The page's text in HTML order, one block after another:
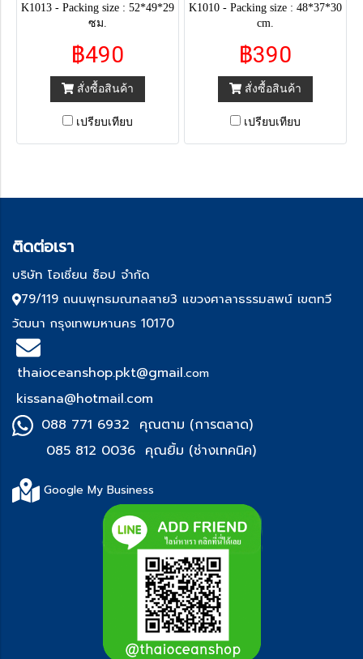
K1013 - Packing size : 52*49*29
ซม.
฿490
สั่งซื้อสินค้า
เปรียบเทียบ
K1010 - Packing size : 48*37*30
cm.
฿390
สั่งซื้อสินค้า
เปรียบเทียบ
ติดต่อเรา
บริษัท โอเชี่ยน ช็อป จำกัด
79/119 ถนนพุทธมณฑลสาย3 แขวงศาลาธรรมสพน์ เขตทวี
วัฒนา กรุงเทพมหานคร 10170
thaioceanshop.pkt@gmail.com
kissana@hotmail.com
088 771 6932 คุณตาม (การตลาด)
085 812 0036 คุณยิ้ม (ช่างเทคนิค)
Google My Business